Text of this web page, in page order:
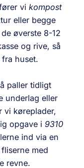
vi kompost
eller begge
øverste 8-12
og rive, så
huset.
paller tidligt
underlag eller
vi køreplader,
opgave i 9310
ind via en
med
revne.